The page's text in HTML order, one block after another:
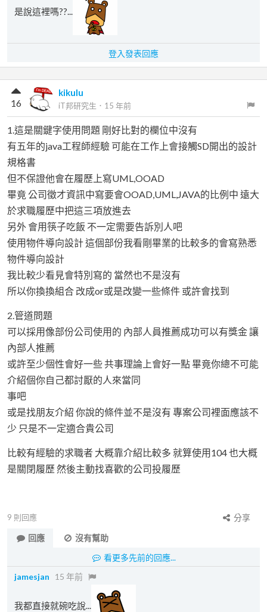
是說這裡嗎??...
登入發表回應
kikulu
iT邦研究生 ． 15 年前
16
1.這是關鍵字使用問題 剛好比對的欄位中沒有
有五年的java工程師經驗 可能在工作上會接觸SD開出的設計
規格書
但不保證他會在履歷上寫UML,OOAD
畢竟 公司徵才資訊中寫要會OOAD,UML,JAVA的比例中 遠大
於求職履歷中把這三項放進去
另外 會用筷子吃飯 不一定需要告訴別人吧
使用物件導向設計 這個部份我看剛畢業的比較多的會寫熟悉
物件導向設計
我比較少看見會特別寫的 當然也不是沒有
所以你換換組合 改成or或是改變一些條件 或許會找到
2.管道問題
可以採用像部份公司使用的 內部人員推薦成功可以有獎金 讓
內部人推薦
或許至少個性會好一些 共事理論上會好一點 畢竟你總不可能
介紹個你自己都討厭的人來當同
事吧
或是找朋友介紹 你說的條件並不是沒有 專案公司裡面應該不
少 只是不一定適合貴公司
比較有經驗的求職者 大概靠介紹比較多 就算使用104 也大概
是關閉履歷 然後主動找喜歡的公司投履歷
9 則回應
分享
回應
沒有幫助
看更多先前的回應...
jamesjan
15 年前
我都直接就碗吃說...